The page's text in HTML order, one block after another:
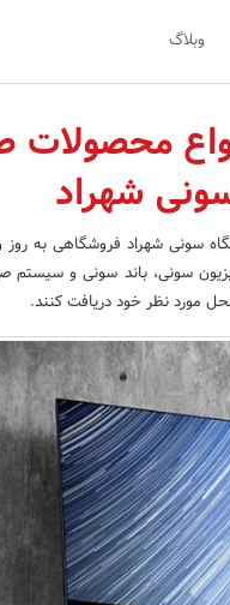
وبلاگ
شهراد
سونی شهراد فروشگاهی به
سونی، باند سونی و
مورد نظر خود دریافت کنند.